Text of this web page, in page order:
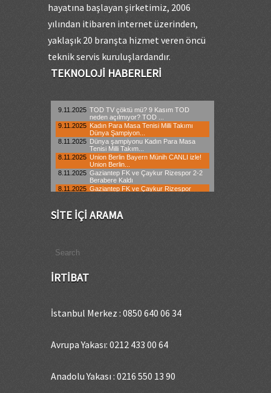
hayatına başlayan şirketimiz, 2006
yılından itibaren internet üzerinden,
yaklaşık 20 branşta hizmet veren öncü
teknik servis kuruluşlardandır.
TEKNOLOJI HABERLERI
SITE İÇI ARAMA
İRTIBAT
İstanbul Merkez : 0850 640 06 34
Avrupa Yakası: 0212 433 00 64
Anadolu Yakası : 0216 550 13 90